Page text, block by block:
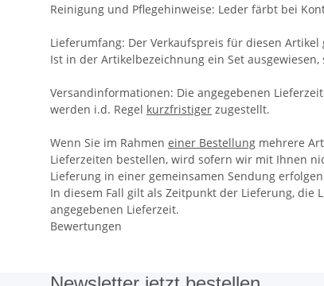
Reinigung und Pflegehinweise: Leder färbt bei
Lieferumfang: Der Verkaufspreis für diesen
Ist in der Artikelbezeichnung ein Set
Versandinformationen: Die angegebenen
werden i.d. Regel kurzfristiger zugestellt.
Wenn Sie im Rahmen einer Bestellung mehrere
Lieferzeiten bestellen, wird sofern wir mit Ihnen
Lieferung in einer gemeinsamen Sendung
In diesem Fall gilt als Zeitpunkt der Lieferung, die
angegebenen Lieferzeit.
Bewertungen